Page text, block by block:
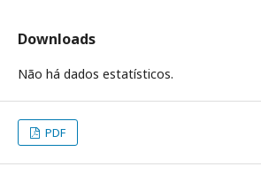
Downloads
Não há dados estatísticos.
PDF